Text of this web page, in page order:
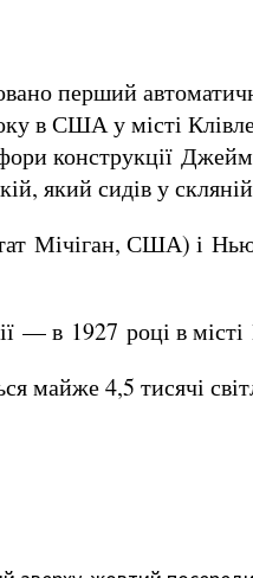
перший
в США у місті
конструкції
який сидів у
Мічіган, США) і
— в 1927 році в місті
майже 4,5 тисячі